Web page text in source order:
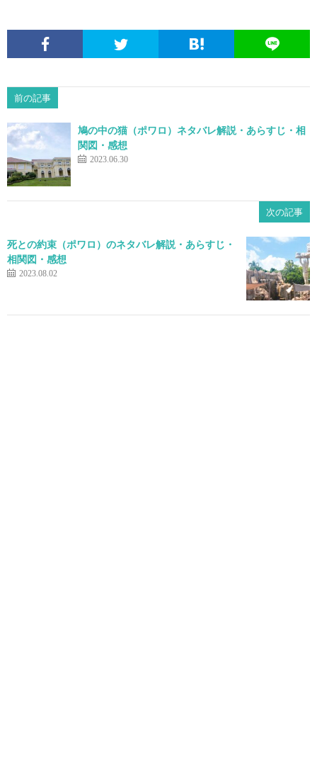
前の記事
鳩の中の猫（ポワロ）ネタバレ解説・あらすじ・相
関図・感想
2023.06.30
次の記事
死との約束（ポワロ）のネタバレ解説・あらすじ・
相関図・感想
2023.08.02